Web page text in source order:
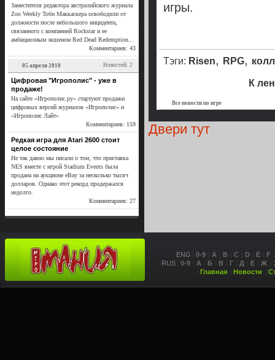
Заместителя редактора австралийского журнала
Zoo Weekly Тоби Маккаскера освободили от
должности после небольшого инцидента,
связанного с компанией Rockstar и ее
амбициозным экшеном Red Dead Redemption...
Комментариев: 43
Новостей: 2
05 апреля 2010
Цифровая "Игрополис" - уже в
продаже!
На сайте «Игрополис.ру» стартуют продажи
цифровых версий журналов «Игрополис» и
«Игрополис Лайт»
Комментариев: 159
Редкая игра для Atari 2600 стоит
целое состояние
Не так давно мы писали о том, что приставка
NES вместе с игрой Stadium Events была
продана на аукционе eBay за несколько тысяч
долларов. Однако этот рекорд продержался
недолго.
Комментариев: 27
игры.
Тэги: Risen, RPG,
К
Все новости по игре
Двери тут
ENG 0-9 A B C D E
F
RUS
0-9 А Б В Г Д Е Ж
Главная
Новости